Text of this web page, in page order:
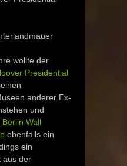
wollte der
Presidential
anderer Ex-
und
Berlin Wall
ebenfalls ein
ein
aus der